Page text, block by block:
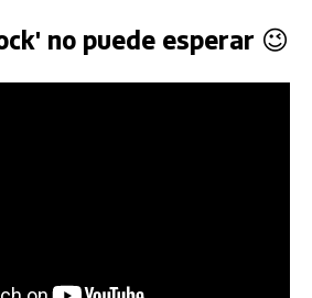
no puede esperar 😉